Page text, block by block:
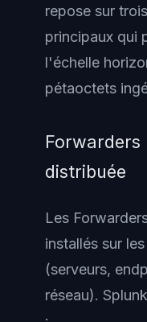
repose sur
principaux qui
l'échelle
pétaoctets
distribuée
Les
installés sur
(serveurs,
réseau).